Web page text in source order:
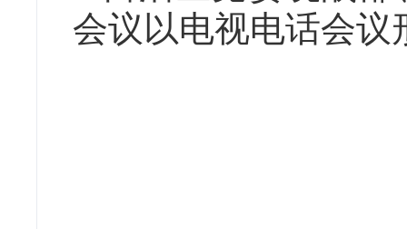
会议以电视电话会议